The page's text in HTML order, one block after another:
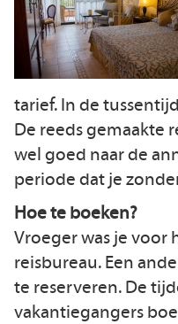
tarief. In de
De reeds gemaakte
wel goed naar de
periode dat je
Hoe te boeken?
Vroeger was je voor
reisbureau. Een
te reserveren. De
vakantiegangers